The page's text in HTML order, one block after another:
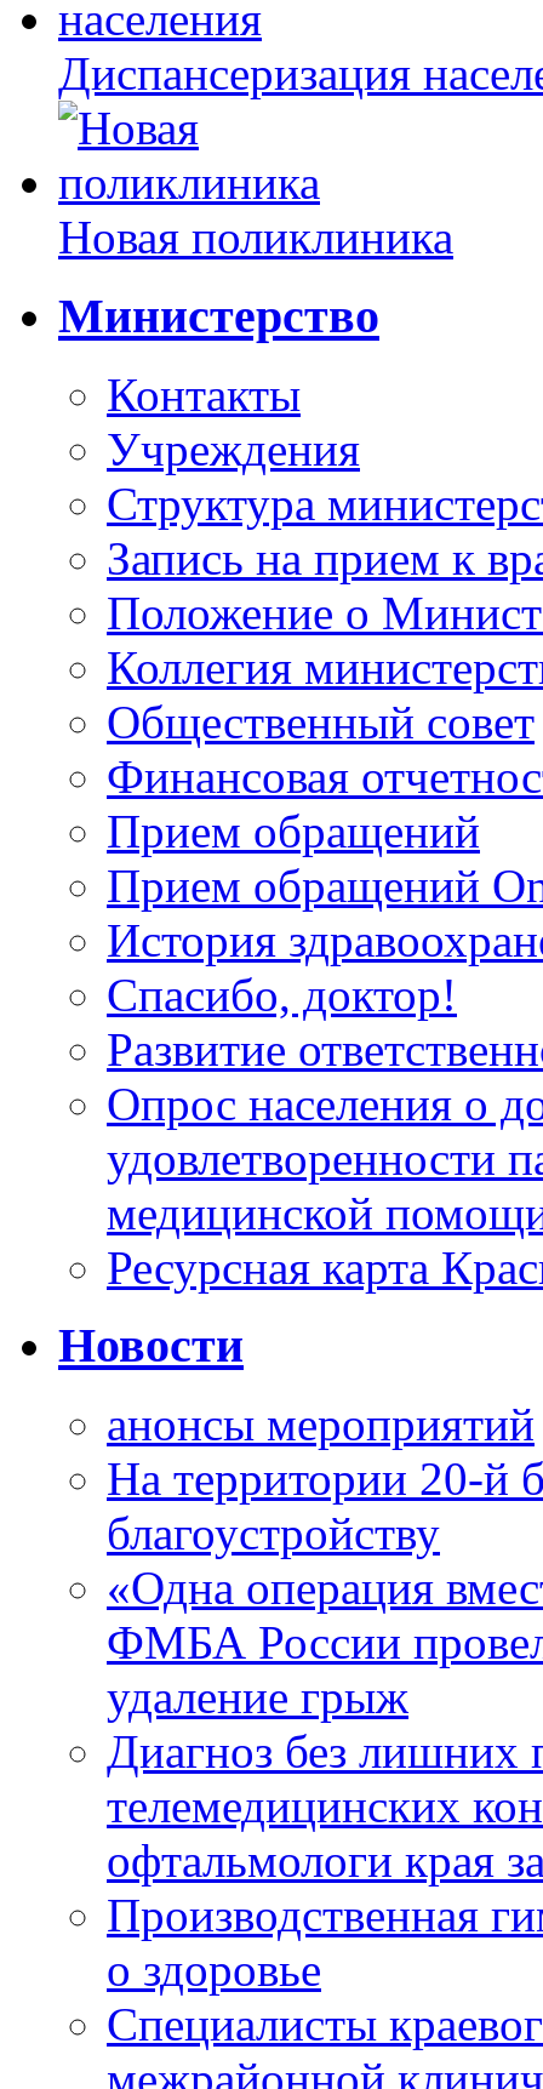
Диспансеризация
Новая поликлиника
Министерство
Контакты
Учреждения
Структура
Запись на прием к
Положение о
Коллегия
Общественный совет
Финансовая
Прием обращений
Прием обращений
История
Спасибо, доктор!
Развитие
Опрос населения о
удовлетворенности
медицинской
Ресурсная карта
Новости
анонсы мероприятий
На территории 20-й
благоустройству
«Одна операция
ФМБА России
удаление грыж
Диагноз без лишних
телемедицинских
офтальмологи края
Производственная
о здоровье
Специалисты